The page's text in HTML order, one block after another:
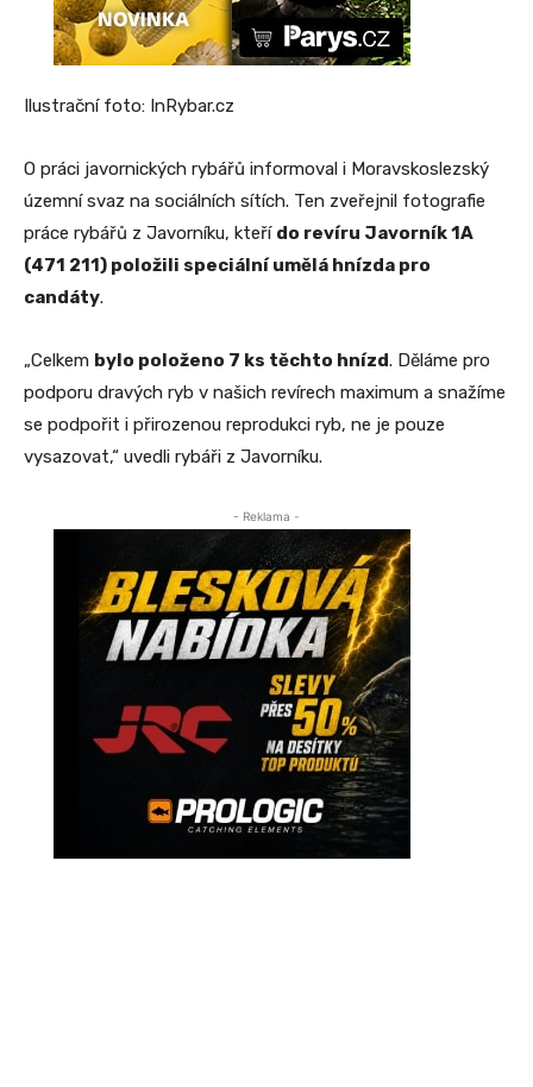
Ilustrační foto: InRybar.cz
O práci javornických rybářů informoval i Moravskoslezský
územní svaz na sociálních sítích. Ten zveřejnil fotografie
práce rybářů z Javorníku, kteří do revíru Javorník 1A
(471 211) položili speciální umělá hnízda pro
candáty.
„Celkem bylo položeno 7 ks těchto hnízd. Děláme pro
podporu dravých ryb v našich revírech maximum a snažíme
se podpořit i přirozenou reprodukci ryb, ne je pouze
vysazovat,“ uvedli rybáři z Javorníku.
- Reklama -